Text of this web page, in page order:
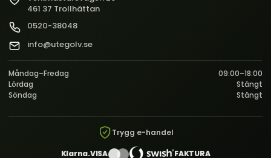
461 37 Trollhättan
0520-38048
info@utegolv.se
Måndag–Fredag
09:00–18:00
Lördag
Stängt
Söndag
Stängt
Trygg e-handel
Klarna.VISA FAKTURA